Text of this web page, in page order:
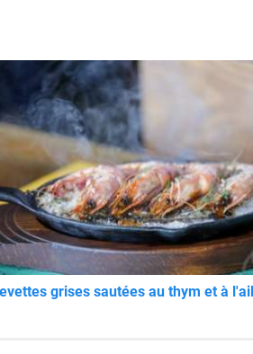
grises sautées au thym et à l'ail